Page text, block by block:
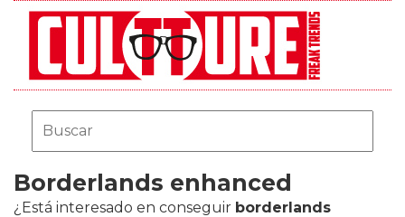
Borderlands enhanced
¿Está interesado en conseguir borderlands